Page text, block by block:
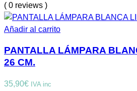
( 0 reviews )
Añadir al carrito
PANTALLA LÁMPARA
26 CM.
35,90€ IVA inc